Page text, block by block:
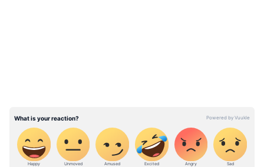
രൂപപ്പെടുന്നതിനും ഇത് കാരണമായി.
മഴക്കാലത്ത് വാഹനങ്ങൾക്ക് എന്നല്ല,
നടന്നുപോലും പോകാനാവാത്ത
അവസ്ഥയിലാണത്രെ കാര്യങ്ങൾ. അഥവാ